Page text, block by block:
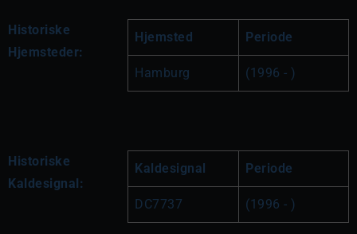
Historiske
Hjemsteder:
Hjemsted Periode
Hamburg (1996 - )
Historiske
Kaldesignal:
Kaldesignal Periode
DC7737 (1996 - )